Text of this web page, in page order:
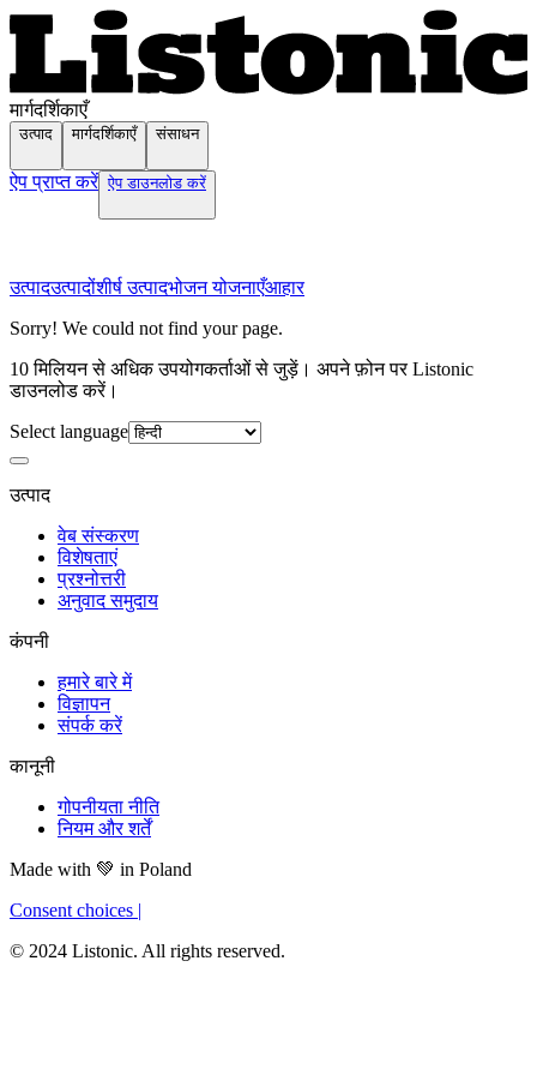
मार्गदर्शिकाएँ
उत्पाद मार्गदर्शिकाएँ संसाधन
ऐप प्राप्त करें ऐप डाउनलोड करें
उत्पादउत्पादोंशीर्ष उत्पादभोजन योजनाएँआहार
Sorry! We could not find your page.
10 मिलियन से अधिक उपयोगकर्ताओं से जुड़ें। अपने फ़ोन पर Listonic
डाउनलोड करें।
Select language
उत्पाद
वेब संस्करण
विशेषताएं
प्रश्नोत्तरी
अनुवाद समुदाय
कंपनी
हमारे बारे में
विज्ञापन
संपर्क करें
कानूनी
गोपनीयता नीति
नियम और शर्तें
Made with 💚 in Poland
Consent choices
© 2024 Listonic. All rights reserved.